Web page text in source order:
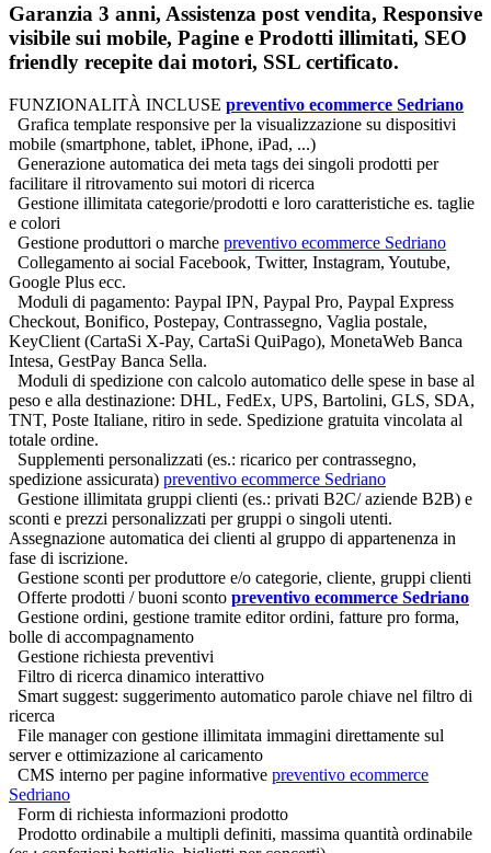
Garanzia 3 anni, Assistenza post vendita, Responsive
visibile sui mobile, Pagine e Prodotti illimitati, SEO
friendly recepite dai motori, SSL certificato.
FUNZIONALITÀ INCLUSE preventivo ecommerce Sedriano
Grafica template responsive per la visualizzazione su dispositivi
mobile (smartphone, tablet, iPhone, iPad, ...)
Generazione automatica dei meta tags dei singoli prodotti per
facilitare il ritrovamento sui motori di ricerca
Gestione illimitata categorie/prodotti e loro caratteristiche es. taglie
e colori
Gestione produttori o marche preventivo ecommerce Sedriano
Collegamento ai social Facebook, Twitter, Instagram, Youtube,
Google Plus ecc.
Moduli di pagamento: Paypal IPN, Paypal Pro, Paypal Express
Checkout, Bonifico, Postepay, Contrassegno, Vaglia postale,
KeyClient (CartaSi X-Pay, CartaSi QuiPago), MonetaWeb Banca
Intesa, GestPay Banca Sella.
Moduli di spedizione con calcolo automatico delle spese in base al
peso e alla destinazione: DHL, FedEx, UPS, Bartolini, GLS, SDA,
TNT, Poste Italiane, ritiro in sede. Spedizione gratuita vincolata al
totale ordine.
Supplementi personalizzati (es.: ricarico per contrassegno,
spedizione assicurata) preventivo ecommerce Sedriano
Gestione illimitata gruppi clienti (es.: privati B2C/ aziende B2B) e
sconti e prezzi personalizzati per gruppi o singoli utenti.
Assegnazione automatica dei clienti al gruppo di appartenenza in
fase di iscrizione.
Gestione sconti per produttore e/o categorie, cliente, gruppi clienti
Offerte prodotti / buoni sconto preventivo ecommerce Sedriano
Gestione ordini, gestione tramite editor ordini, fatture pro forma,
bolle di accompagnamento
Gestione richiesta preventivi
Filtro di ricerca dinamico interattivo
Smart suggest: suggerimento automatico parole chiave nel filtro di
ricerca
File manager con gestione illimitata immagini direttamente sul
server e ottimizazione al caricamento
CMS interno per pagine informative preventivo ecommerce
Sedriano
Form di richiesta informazioni prodotto
Prodotto ordinabile a multipli definiti, massima quantità ordinabile